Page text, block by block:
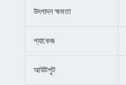
উৎপাদন ক্ষমতা
প্যাকেজ
আউটপুট